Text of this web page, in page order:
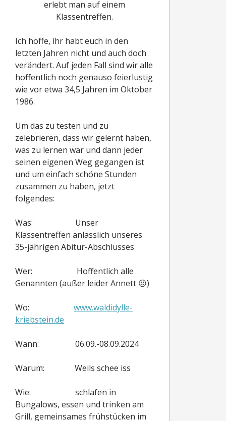
erlebt man auf einem
Klassentreffen.
Ich hoffe, ihr habt euch in den
letzten Jahren nicht und auch doch
verändert. Auf jeden Fall sind wir alle
hoffentlich noch genauso feierlustig
wie vor etwa 34,5 Jahren im Oktober
1986.
Um das zu testen und zu
zelebrieren, dass wir gelernt haben,
was zu lernen war und dann jeder
seinen eigenen Weg gegangen ist
und um einfach schöne Stunden
zusammen zu haben, jetzt
folgendes:
Was: Unser
Klassentreffen anlässlich unseres
35-jährigen Abitur-Abschlusses
Wer: Hoffentlich alle
Genannten (außer leider Annett ☹)
Wo: www.waldidylle-
kriebstein.de
Wann: 06.09.-08.09.2024
Warum: Weils schee iss
Wie: schlafen in
Bungalows, essen und trinken am
Grill, gemeinsames frühstücken im